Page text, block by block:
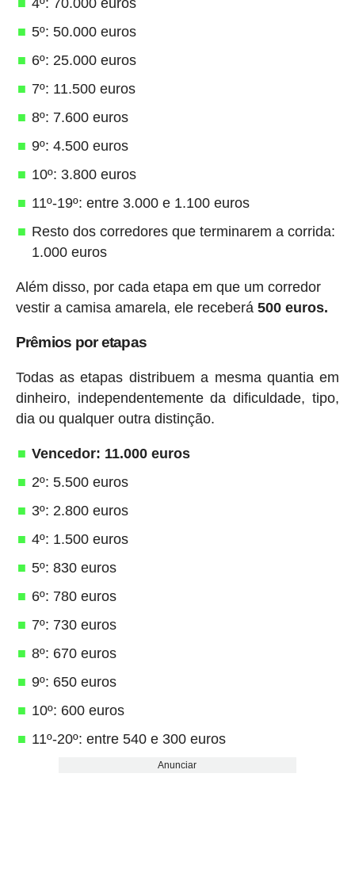
4º: 70.000 euros
5º: 50.000 euros
6º: 25.000 euros
7º: 11.500 euros
8º: 7.600 euros
9º: 4.500 euros
10º: 3.800 euros
11º-19º: entre 3.000 e 1.100 euros
Resto dos corredores que terminarem a corrida:
1.000 euros
Além disso, por cada etapa em que um corredor
vestir a camisa amarela, ele receberá 500 euros.
Prêmios por etapas
Todas as etapas distribuem a mesma quantia em
dinheiro, independentemente da dificuldade, tipo,
dia ou qualquer outra distinção.
Vencedor: 11.000 euros
2º: 5.500 euros
3º: 2.800 euros
4º: 1.500 euros
5º: 830 euros
6º: 780 euros
7º: 730 euros
8º: 670 euros
9º: 650 euros
10º: 600 euros
11º-20º: entre 540 e 300 euros
Anunciar